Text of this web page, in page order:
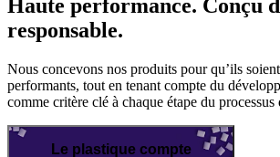
Haute performance. Conçu
responsable.
Nous concevons nos produits pour qu’ils
performants, tout en tenant compte du
comme critère clé à chaque étape du
Le plastique compte